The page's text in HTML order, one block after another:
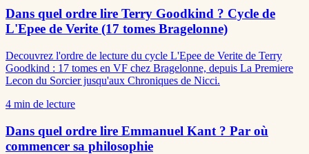
Dans quel ordre lire Terry Goodkind ? Cycle de
L'Epee de Verite (17 tomes Bragelonne)
Decouvrez l'ordre de lecture du cycle L'Epee de Verite de Terry
Goodkind : 17 tomes en VF chez Bragelonne, depuis La Premiere
Lecon du Sorcier jusqu'aux Chroniques de Nicci.
4 min de lecture
Dans quel ordre lire Emmanuel Kant ? Par où
commencer sa philosophie